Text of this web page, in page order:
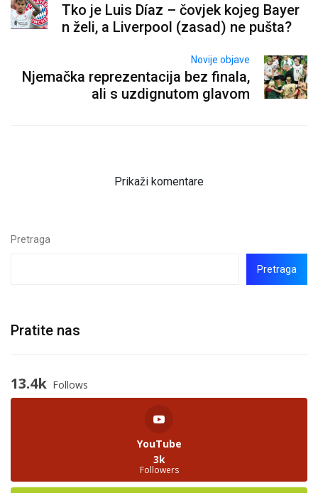
Tko je Luis Díaz – čovjek kojeg Bayer
n želi, a Liverpool (zasad) ne pušta?
Novije objave
Njemačka reprezentacija bez finala,
ali s uzdignutom glavom
Prikaži komentare
Pretraga
Pretraga
Pratite nas
13.4k Follows
YouTube
3k
Followers